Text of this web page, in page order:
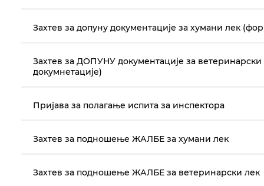
Захтев за допуну документације за хумани лек
Захтев за ДОПУНУ документације за
докумнетације)
Пријава за полагање испита за инспектора
Захтев за подношење ЖАЛБЕ за хумани лек
Захтев за подношење ЖАЛБЕ за ветеринарски лек